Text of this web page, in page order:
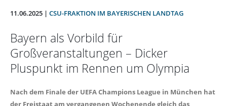
11.06.2025 | CSU-FRAKTION IM BAYERISCHEN LANDTAG
Bayern als Vorbild für
Großveranstaltungen – Dicker
Pluspunkt im Rennen um Olympia
Nach dem Finale der UEFA Champions League in München hat
der Freistaat am vergangenen Wochenende gleich das